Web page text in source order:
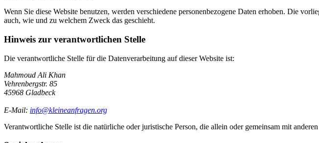
Wenn Sie diese Website benutzen, werden verschiedene personenbezogene Daten erhoben. Die
auch, wie und zu welchem Zweck das geschieht.
Hinweis zur verantwortlichen Stelle
Die verantwortliche Stelle für die Datenverarbeitung auf dieser Website ist:
Mahmoud Ali Khan
Vehrenbergstr. 85
45968 Gladbeck
E-Mail: info@kleineanfragen.org
Verantwortliche Stelle ist die natürliche oder juristische Person, die allein oder gemeinsam mit